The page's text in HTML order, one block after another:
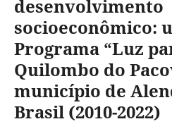
desenvolvimento
socioeconômico:
Programa “Luz
Quilombo do
município de
Brasil (2010-2022)